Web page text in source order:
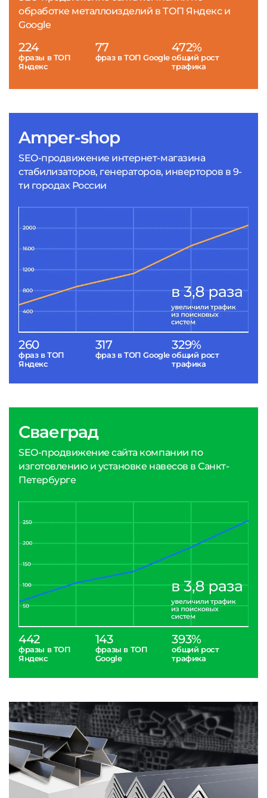
Amper-shop
SEO-продвижение интернет-магазина
стабилизаторов, генераторов, инверторов в 9-
ти городах России
260
фраз в ТОП
Яндекс
317
фраз в ТОП Google
329%
общий рост
трафика
обработке металлоизделий в ТОП Яндекс и
Google
224
фразы в ТОП
Яндекс
77
фраз в ТОП Google
472%
общий рост
трафика
Сваеград
SEO-продвижение сайта компании по
изготовлению и установке навесов в Санкт-
Петербурге
442
фразы в ТОП
Яндекс
143
фразы в ТОП
Google
393%
общий рост
трафика